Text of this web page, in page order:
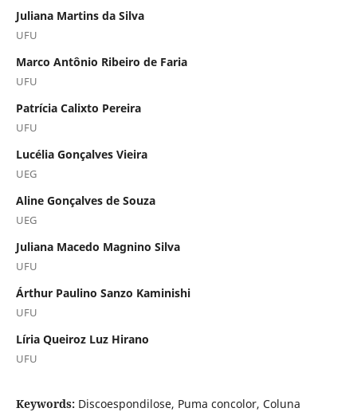
Juliana Martins da Silva
UFU
Marco Antônio Ribeiro de Faria
UFU
Patrícia Calixto Pereira
UFU
Lucélia Gonçalves Vieira
UEG
Aline Gonçalves de Souza
UEG
Juliana Macedo Magnino Silva
UFU
Árthur Paulino Sanzo Kaminishi
UFU
Líria Queiroz Luz Hirano
UFU
Keywords: Discoespondilose, Puma concolor, Coluna